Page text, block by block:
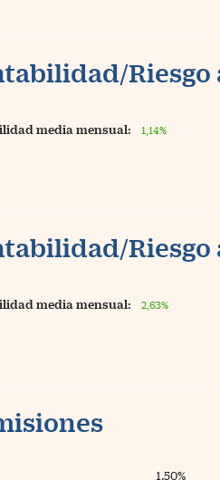
Riesgo
media mensual: 1,14%
Riesgo
media mensual: 2,63%
1,50%